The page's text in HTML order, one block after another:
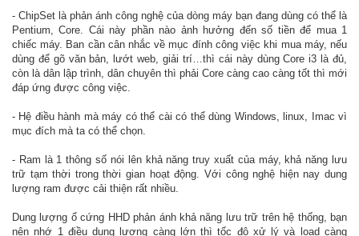
- ChipSet là phản ánh công nghệ của dòng máy bạn đang dùng có thể là
Pentium, Core. Cái này phần nào ảnh hưởng đến số tiền để mua 1
chiếc máy. Ban cần cân nhắc về mục đính công việc khi mua máy, nếu
dùng để gõ văn bản, lướt web, giải trí…thì cái này dùng Core i3 là đủ,
còn là dân lập trình, dân chuyên thì phải Core càng cao càng tốt thì mới
đáp ứng được công việc.
- Hệ điều hành mà máy có thể cài có thể dùng Windows, linux, Imac vì
mục đích mà ta có thể chọn.
- Ram là 1 thông số nói lên khả năng truy xuất của máy, khả năng lưu
trữ tạm thời trong thời gian hoạt động. Với công nghệ hiện nay dung
lượng ram được cải thiện rất nhiều.
Dung lượng ổ cứng HHD phản ánh khả năng lưu trữ trên hệ thống, bạn
nên nhớ 1 điều dung lượng càng lớn thì tốc độ xử lý và load càng